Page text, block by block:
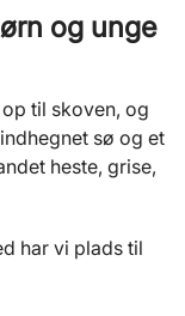
og unge
til skoven, og
sø og et
heste, grise,
har vi plads til